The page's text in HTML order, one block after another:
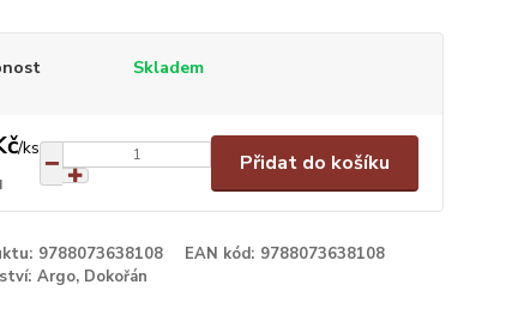
Skladem
/ks
Přidat do košíku
9788073638108 EAN kód: 9788073638108
Argo, Dokořán